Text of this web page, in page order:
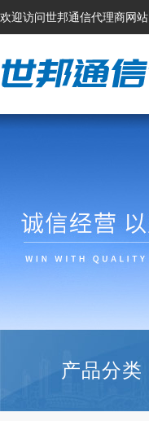
欢迎访问世邦通信代理商网站
产品分类